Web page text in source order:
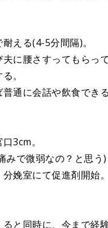
える(4-5分間隔)。
に腰さすってもらって
。
通に会話や飲食できる
3cm。
みで微弱なの？と思
娩室にて促進剤開始。
と同時に、今まで経